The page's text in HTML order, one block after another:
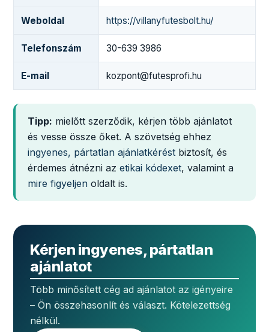
Weboldal https://villanyfutesbolt.hu/
Telefonszám 30-639 3986
E-mail kozpont@futesprofi.hu
Tipp: mielőtt szerződik, kérjen több ajánlatot
és vesse össze őket. A szövetség ehhez
ingyenes, pártatlan ajánlatkérést biztosít, és
érdemes átnézni az etikai kódexet, valamint a
mire figyeljen oldalt is.
Kérjen ingyenes, pártatlan
ajánlatot
Több minősített cég ad ajánlatot az igényeire
– Ön összehasonlít és választ. Kötelezettség
nélkül.